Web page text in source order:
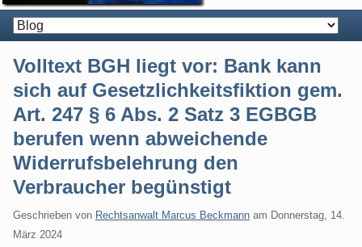
Volltext BGH liegt vor: Bank kann
sich auf Gesetzlichkeitsfiktion gem.
Art. 247 § 6 Abs. 2 Satz 3 EGBGB
berufen wenn abweichende
Widerrufsbelehrung den
Verbraucher begünstigt
Geschrieben von Rechtsanwalt Marcus Beckmann am Donnerstag, 14.
März 2024